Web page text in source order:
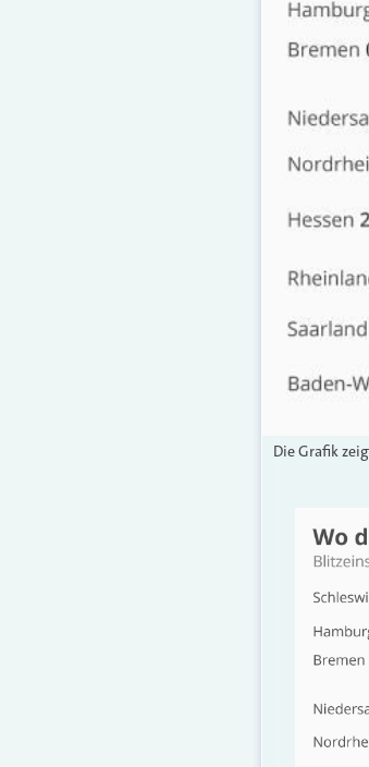
Die Grafik